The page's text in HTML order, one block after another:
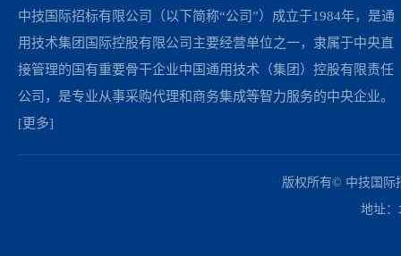
中技国际招标有限公司（以下简称“公司”）成立于1984年，是通
用技术集团国际控股有限公司主要经营单位之一，隶属于中央直
接管理的国有重要骨干企业中国通用技术（集团）控股有限责任
公司，是专业从事采购代理和商务集成等智力服务的中央企业。
[更多]
版权所有© 中技国际
地址：